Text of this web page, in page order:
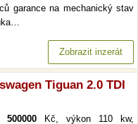
garance na mechanický stav
Zobrazit inzerát
Tiguan 2.0 TDI
500000 Kč, výkon 110 kw,